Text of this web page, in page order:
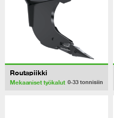
Routapiikki
Mekaaniset työkalut 0-33 tonnisiin